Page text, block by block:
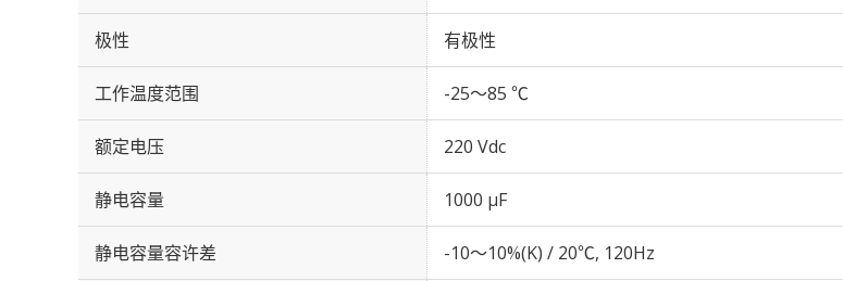
极性 有极性
工作温度范围 -25～85 ℃
额定电压 220 Vdc
静电容量 1000 µF
静电容量容许差 -10～10%(K) / 20℃, 120Hz